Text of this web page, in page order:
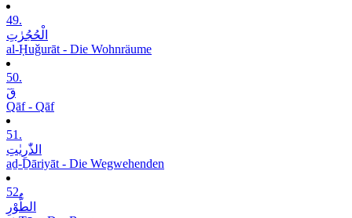
49.
الْحُجُرٰتِ
al-Ḥuǧurāt - Die Wohnräume
50.
قٓ
Qāf - Qāf
51.
الذّٰرِیٰتِ
aḏ-Ḏāriyāt - Die Wegwehenden
52.
الطُّوْرِ